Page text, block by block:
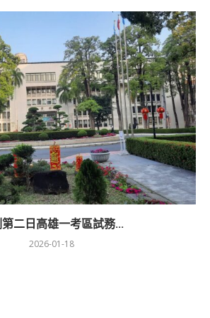
二日高雄一考區試務...
2026-01-18